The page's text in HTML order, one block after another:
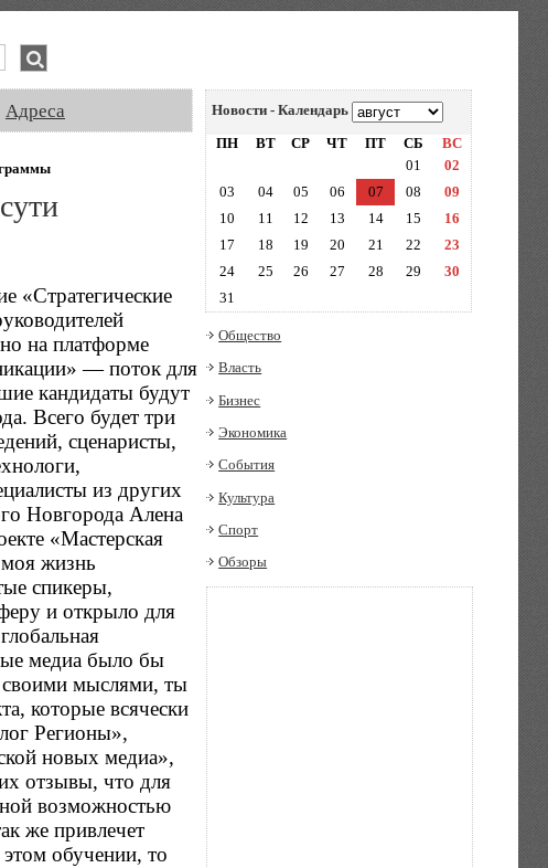
Адреса
«Стратегические
на платформе
— поток для
кандидаты будут
Всего будет три
сценаристы,
из других
Новгорода Алена
«Мастерская
жизнь
спикеры,
и открыло для
медиа было бы
своими мыслями, ты
которые всячески
Регионы»,
новых медиа»,
отзывы, что для
возможностью
же привлечет
обучении, то
Новости - Календарь
ПН
ВТ СР ЧТ ПТ СБ
ВС
01
02
03
04 05 06 07 08
09
10
11 12 13 14 15
16
17
18 19 20 21 22
23
24
25 26 27 28 29
30
31
Общество
Власть
Бизнес
Экономика
События
Культура
Спорт
Обзоры